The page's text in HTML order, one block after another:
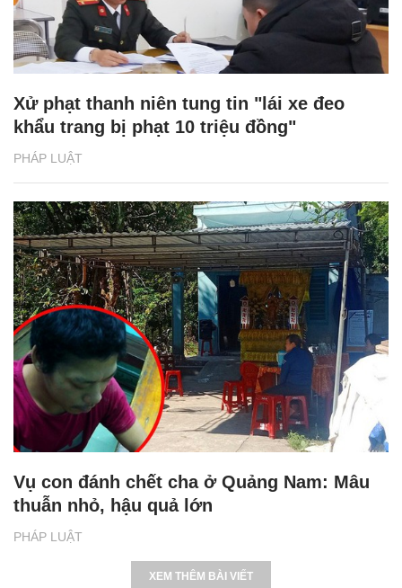
PHÁP LUẬT
Xử phạt thanh niên tung tin "lái xe đeo
khẩu trang bị phạt 10 triệu đồng"
PHÁP LUẬT
Vụ con đánh chết cha ở Quảng Nam: Mâu
thuẫn nhỏ, hậu quả lớn
XEM THÊM BÀI VIẾT